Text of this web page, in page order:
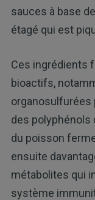
sauces à base
étagé qui est
Ces ingrédients
bioactifs,
organosulfurées
des polyphénols
du poisson
ensuite
métabolites qui
système